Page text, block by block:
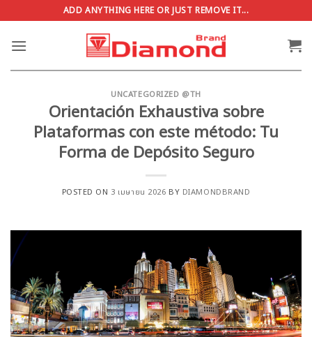
ไป
ADD ANYTHING HERE OR JUST REMOVE IT...
UNCATEGORIZED @TH
Orientación Exhaustiva sobre
Plataformas con este método: Tu
Forma de Depósito Seguro
POSTED ON 3 เมษายน 2026 BY DIAMONDBRAND